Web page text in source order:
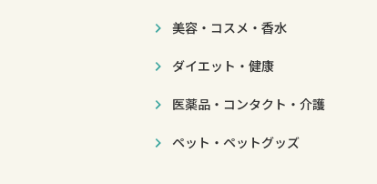
美容・コスメ・香水
ダイエット・健康
医薬品・コンタクト・介護
ペット・ペットグッズ